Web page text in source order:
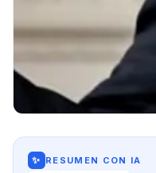
✨ RESUMEN CON IA